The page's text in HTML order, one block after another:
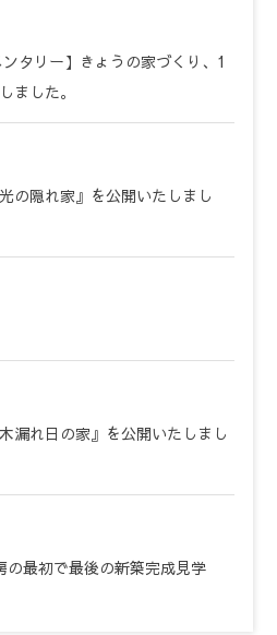
タリー】きょうの家づくり、1
ました。
の隠れ家』を公開いたしまし
漏れ日の家』を公開いたしまし
の最初で最後の新築完成見学